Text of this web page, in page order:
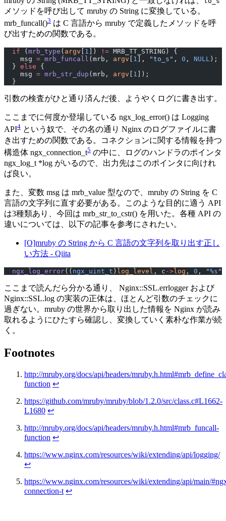
メソッドを呼び出して mruby の String に変換している。
mrb_funcall()3 は C 言語から mruby で定義したメソッドを呼
び出すための関数である。
  if
( mrb_type ( argv 1 ]) != MRB_TT_STRING) {
    msg
= mrb_funcall (mrb, argv 1 ], "to_s" , 0 , NULL );
  }
else {
    msg
= mrb_str_dup (mrb, argv 1 ]);
  }
引数の検査がひと通り済んだ後、ようやくログに書き出す。
ここまでに何度か登場している ngx_log_error() は Logging
API4 という奴で、その名の通り Nginx のログファイルに書
き出すための関数である。コネクションに関する情報を持つ
構造体 ngx_connection_t5 の中に、ログのハンドラのポインタ
ngx_log_t *log がいるので、出力先はこのポインタに向けれ
ば良い。
また、変数 msg は mrb_value 型なので、mruby の String を C
言語の文字列に直す必要がある。このような目的に適う API
は3種類あり、今回は mrb_str_to_cstr() を用いた。各種 API の
違いについては、以下の記事を参考にされたい。
[O]mruby の String から C 言語の文字列を取り出す正し
い方法 - Qiita
  ngx_log_error
(( ngx_uint_t ) log_level , c ->log , 0 , "%s "
ここまで読んだら分かる通り、 Nginx::SSL.errlogger および
Nginx::SSL.log の実装の正体は、ほとんど引数のチェックに
過ぎない。mruby の世界から取り出した情報を Nginx が読み
取れるようにひたすら確認し、変換していく素朴な作業が続
く。
Footnotes
http://mruby.org/docs/api/headers/
function ↩
https://github.com/mruby/mruby/blob/1.2.0/src/class.c#L1662-
L1680 ↩
http://mruby.org/docs/api/headers/mruby.h.html#mrb_funcall-
function ↩
https://www.nginx.com/resources/wiki/extending/api/logging/
↩
https://www.nginx.com/resources/wiki/extending/api/main/
connection-t ↩